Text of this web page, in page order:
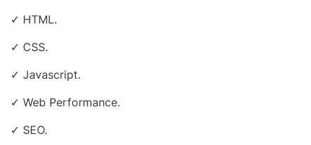
✓ HTML.
✓ CSS.
✓ Javascript.
✓ Web Performance.
✓ SEO.